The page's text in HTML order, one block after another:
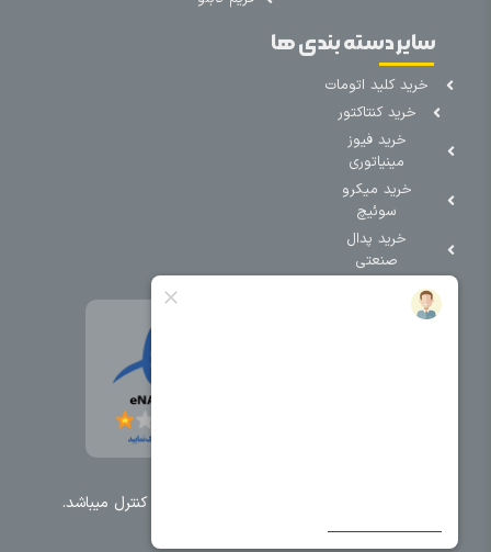
سایر دسته بندی ها
خرید کلید اتومات
خرید کنتاکتور
خرید فیوز
مینیاتوری
خرید میکرو
سوئیچ
خرید پدال
صنعتی
تمامی حقوق مطالب و سایت نزد شرکت اریا کنترل میباشد.